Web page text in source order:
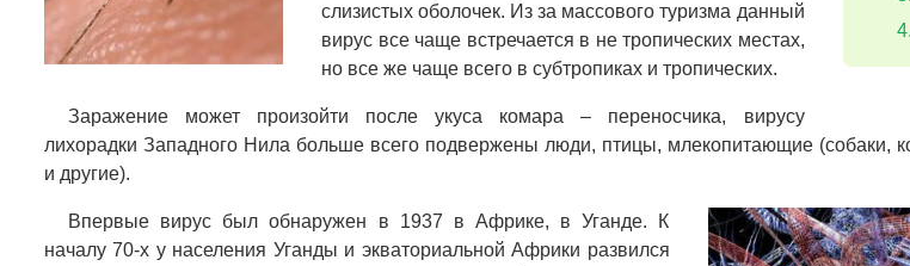
слизистых оболочек. Из за массового туризма данный
вирус все чаще встречается в не тропических местах,
но все же чаще всего в субтропиках и тропических.
Заражение может произойти после укуса комара – переносчика, вирусу
лихорадки Западного Нила больше всего подвержены люди, птицы, млекопитающие (собаки,
и другие).
Впервые вирус был обнаружен в 1937 в Африке, в Уганде. К
началу 70-х у населения Уганды и экваториальной Африки развился